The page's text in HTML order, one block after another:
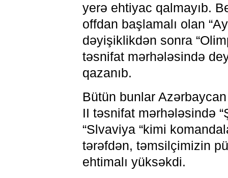
yerə ehtiyac qalmayıb.
offdan başlamalı olan
dəyişiklikdən sonra
təsnifat mərhələsində
qazanıb.
Bütün bunlar
II təsnifat mərhələsində
“Slvaviya “kimi
tərəfdən, təmsilçimizin
ehtimalı yüksəkdi.